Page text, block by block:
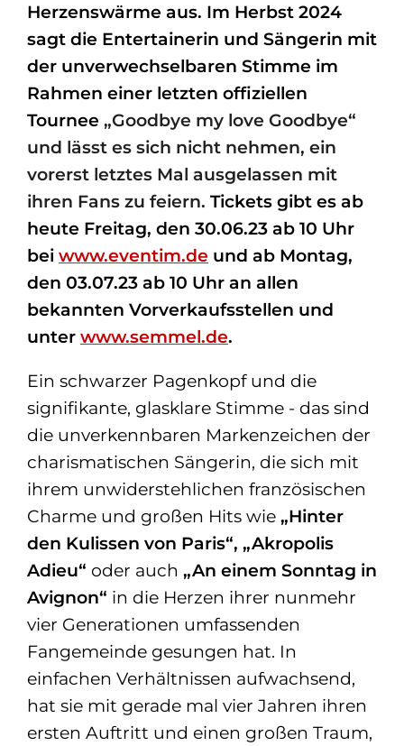
Herzenswärme aus. Im Herbst 2024
sagt die Entertainerin und Sängerin mit
der unverwechselbaren Stimme im
Rahmen einer letzten offiziellen
Tournee „Goodbye my love Goodbye“
und lässt es sich nicht nehmen, ein
vorerst letztes Mal ausgelassen mit
ihren Fans zu feiern. Tickets gibt es ab
heute Freitag, den 30.06.23 ab 10 Uhr
bei www.eventim.de und ab Montag,
den 03.07.23 ab 10 Uhr an allen
bekannten Vorverkaufsstellen und
unter www.semmel.de.
Ein schwarzer Pagenkopf und die
signifikante, glasklare Stimme - das sind
die unverkennbaren Markenzeichen der
charismatischen Sängerin, die sich mit
ihrem unwiderstehlichen französischen
Charme und großen Hits wie „Hinter
den Kulissen von Paris“, „Akropolis
Adieu“ oder auch „An einem Sonntag in
Avignon“ in die Herzen ihrer nunmehr
vier Generationen umfassenden
Fangemeinde gesungen hat. In
einfachen Verhältnissen aufwachsend,
hat sie mit gerade mal vier Jahren ihren
ersten Auftritt und einen großen Traum,